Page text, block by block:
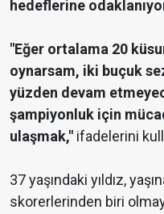
hedeflerine
"Eğer ortalama 20
oynarsam, iki buçuk
yüzden devam
şampiyonluk için
ulaşmak," ifadelerini
37 yaşındaki yıldız,
skorerlerinden biri